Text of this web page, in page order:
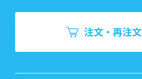
注文・再注文